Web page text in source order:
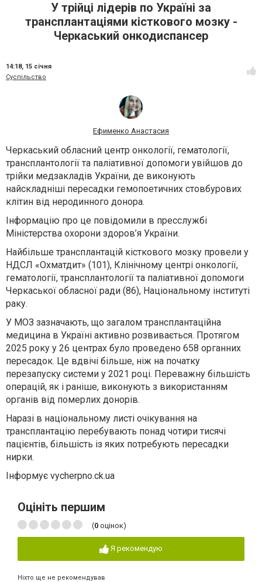
У трійці лідерів по Україні за
трансплантаціями кісткового мозку -
Черкаський онкодиспансер
14:18, 15 січня
Суспільство
Ефименко Анастасия
Черкаський обласний центр онкології, гематології,
трансплантології та паліативної допомоги увійшов до
трійки медзакладів України, де виконують
найскладніші пересадки гемопоетичних стовбурових
клітин від неродинного донора.
Інформацію про це повідомили в пресслужбі
Міністерства охорони здоров’я України.
Найбільше трансплантацій кісткового мозку провели у
НДСЛ «Охматдит» (101), Клінічному центрі онкології,
гематології, трансплантології та паліативної допомоги
Черкаської обласної ради (86), Національному інституті
раку.
У МОЗ зазначають, що загалом трансплантаційна
медицина в Україні активно розвивається. Протягом
2025 року у 26 центрах було проведено 658 органних
пересадок. Це вдвічі більше, ніж на початку
перезапуску системи у 2021 році. Переважну більшість
операцій, як і раніше, виконують з використанням
органів від померлих донорів.
Наразі в національному листі очікування на
трансплантацію перебувають понад чотири тисячі
пацієнтів, більшість із яких потребують пересадки
нирки.
Інформує vycherpno.ck.ua
Оцініть першим
(0 оцінок)
Я рекомендую
Ніхто ще не рекомендував